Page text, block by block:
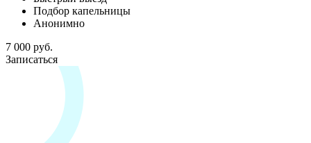
Подбор капельницы
Анонимно
7 000 руб.
Записаться